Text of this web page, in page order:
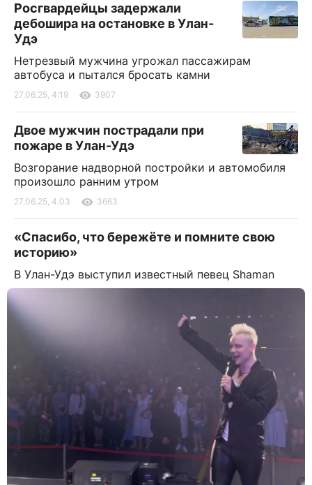
Росгвардейцы задержали
дебошира на остановке в Улан-
Удэ
Нетрезвый мужчина угрожал пассажирам
автобуса и пытался бросать камни
27.06.25, 4:19 3907
Двое мужчин пострадали при
пожаре в Улан-Удэ
Возгорание надворной постройки и автомобиля
произошло ранним утром
27.06.25, 4:03 3663
«Спасибо, что бережёте и помните свою
историю»
В Улан-Удэ выступил известный певец Shaman